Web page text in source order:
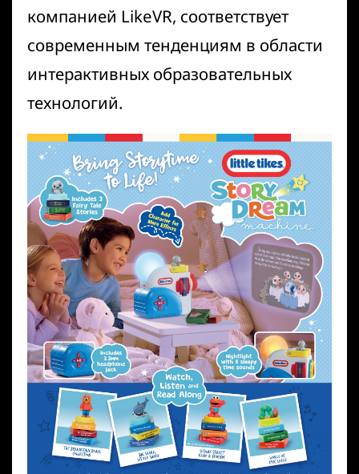
компанией LikeVR, соответствует
современным тенденциям в области
интерактивных образовательных
технологий.